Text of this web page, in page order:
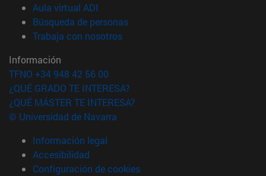
Aula virtual ADI
Búsqueda de personas(abre en nueva ventana)
Trabaja con nosotros(abre en nueva ventana)
Información
TFNO +34 948 42 56 00
¿QUÉ GRADO TE INTERESA?
¿QUÉ MÁSTER TE INTERESA?
© Universidad de Navarra
Información legal
Accesibilidad
Configuración de cookies